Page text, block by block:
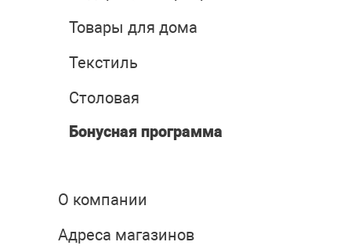
Товары для дома
Текстиль
Столовая
Бонусная программа
О компании
Адреса магазинов